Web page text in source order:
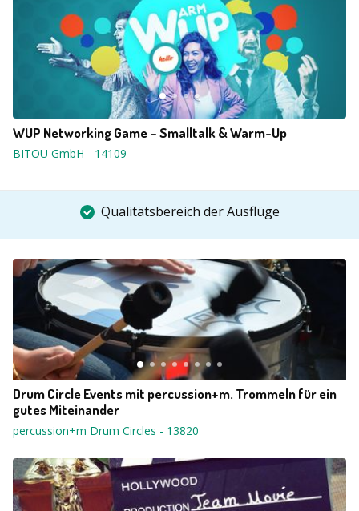
WUP Networking Game – Smalltalk & Warm-Up
BITOU GmbH - 14109
Qualitätsbereich der Ausflüge
Drum Circle Events mit percussion+m. Trommeln für ein
gutes Miteinander
percussion+m Drum Circles - 13820